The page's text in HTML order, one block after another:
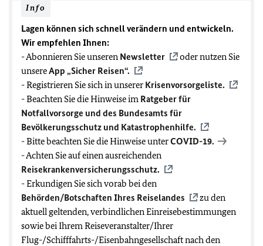
Info
Lagen können sich schnell verändern und entwickeln.
Wir empfehlen Ihnen:
- Abonnieren Sie unseren Newsletter
oder nutzen Sie
unsereApp „Sicher Reisen“.
- Registrieren Sie sich in unserer Krisenvorsorgeliste.
- Beachten Sie die Hinweise im Ratgeber für
Notfallvorsorge und des Bundesamts für
Bevölkerungsschutz und Katastrophenhilfe.
- Bitte beachten Sie die Hinweise unterCOVID-19.
- Achten Sie auf einen ausreichenden
Reisekrankenversicherungsschutz.
- Erkundigen Sie sich vorab bei den
Behörden/Botschaften Ihres Reiselandes
zu den
aktuell geltenden, verbindlichen Einreisebestimmungen
sowie bei Ihrem Reiseveranstalter/Ihrer
Flug-/Schifffahrts-/Eisenbahngesellschaft nach den